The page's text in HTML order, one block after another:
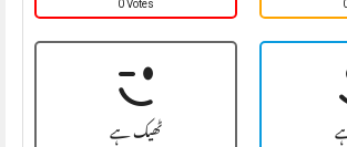
0 Votes
ٹھیک ہے